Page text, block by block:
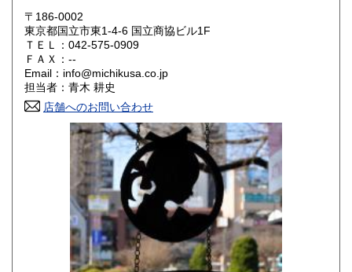
大阪府 990円
奈良県
鳥取県
1,150円 広島県
1,150円 徳島県
1,150円 愛媛県
1,150円 福岡県
1,410円 長崎県
〒186-0002
東京都国立市東1-4-6 国立商協ビル1F
ＴＥＬ：042-575-0909
ＦＡＸ：--
Email：info@michikusa.co.jp
担当者：青木 耕史
店舗へのお問い合わせ